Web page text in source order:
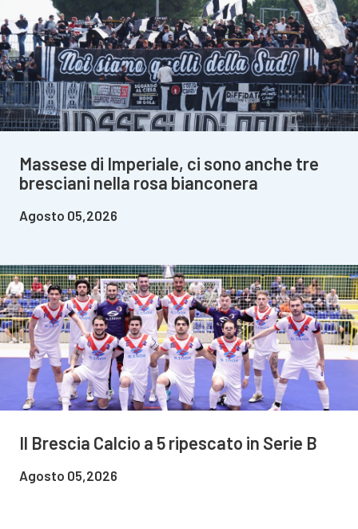
Massese di Imperiale, ci sono anche tre
bresciani nella rosa bianconera
Agosto 05,2026
Il Brescia Calcio a 5 ripescato in Serie B
Agosto 05,2026